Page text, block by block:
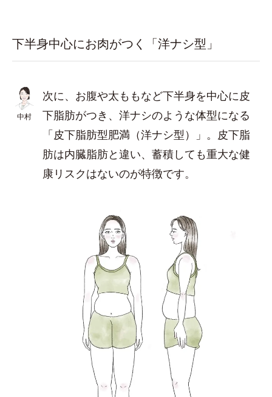
下半身中心にお肉がつく「洋ナシ型」
中村
次に、お腹や太ももなど下半身を中心に皮
下脂肪がつき、洋ナシのような体型になる
「皮下脂肪型肥満（洋ナシ型）」。皮下脂
肪は内臓脂肪と違い、蓄積しても重大な健
康リスクはないのが特徴です。